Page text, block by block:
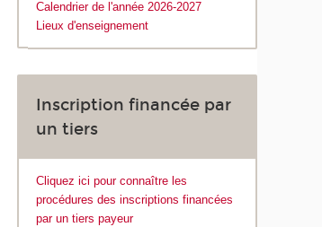
Calendrier de l'année 2026-2027
Lieux d'enseignement
Inscription financée par
un tiers
Cliquez ici pour connaître les
procédures des inscriptions financées
par un tiers payeur